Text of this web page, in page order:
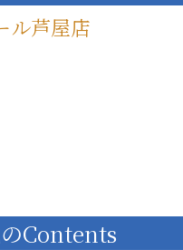
ル芦屋店
Contents